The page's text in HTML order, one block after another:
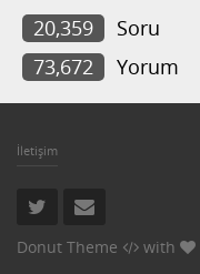
20,359 Soru
73,672
Yorum
İletişim
Donut Theme with